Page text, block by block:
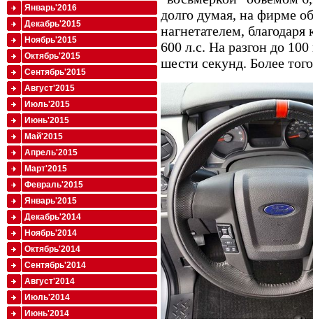
долго думая, на фирме
нагнетателем,
600 л.с. На разгон до
шести секунд. Более
Январь'2016
Декабрь'2015
Ноябрь'2015
Октябрь'2015
Сентябрь'2015
Август'2015
Июль'2015
Июнь'2015
Май'2015
Апрель'2015
Март'2015
Февраль'2015
Январь'2015
Декабрь'2014
Ноябрь'2014
Октябрь'2014
Сентябрь'2014
Август'2014
Июль'2014
Июнь'2014